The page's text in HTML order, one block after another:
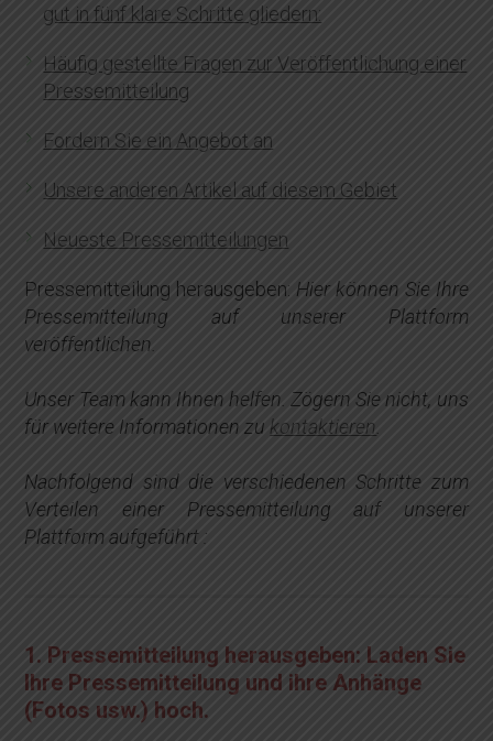
gut in fünf klare Schritte gliedern:
Häufig gestellte Fragen zur Veröffentlichung einer
Pressemitteilung
Fordern Sie ein Angebot an
Unsere anderen Artikel auf diesem Gebiet
Neueste Pressemitteilungen
Pressemitteilung herausgeben: Hier können Sie Ihre
Pressemitteilung auf unserer Plattform
veröffentlichen.
Unser Team kann Ihnen helfen. Zögern Sie nicht, uns
für weitere Informationen zu kontaktieren
Nachfolgend sind die verschiedenen Schritte zum
Verteilen einer Pressemitteilung auf unserer
Plattform aufgeführt :
1. Pressemitteilung herausgeben: Laden Sie
Ihre Pressemitteilung und ihre Anhänge
(Fotos usw.) hoch.